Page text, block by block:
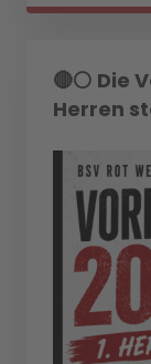
🔴⚪ Die
Herren